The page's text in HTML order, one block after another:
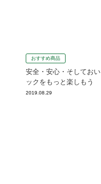
おすすめ商品
安全・安心・そしてお
ックをもっと楽しもう
2019.08.29